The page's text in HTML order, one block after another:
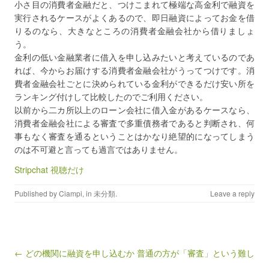
小さ目の消費者金融だと、つけこまれて極端な高金利で融資を
実行されるケースがよくあるので、即日融資によってお金を借
りるのなら、大きなところの消費者金融会社から借りましょ
う。
金利の低い金融業者に借入を申し込みたいと考えているのであ
れば、今からお届けする消費者金融会社がうってつけです。消
費者金融会社ごとに決められている金利ができるだけ安い所を
ランキング付けして比較したのでご利用ください。
以前から二カ所以上のローン会社に借入金があるケースなら、
消費者金融会社による審査で多重債務者であると判断され、何
事もなく審査を通るということはかなり絶望的になってしまう
のは不可避と言っても過言ではありません。
Stripchat 視聴だけ
Published byCiampi, in 未分類. Leave a reply
Post navigation
← どの機関に融資を申し込むか 普通の方が「審査」という難し